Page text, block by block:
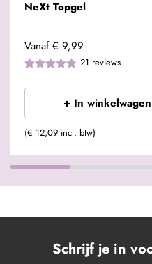
NeXt Topgel
Vanaf € 9,99
21 reviews
+ In winkelwagen
(€ 12,09 incl. btw)
Schrijf je in